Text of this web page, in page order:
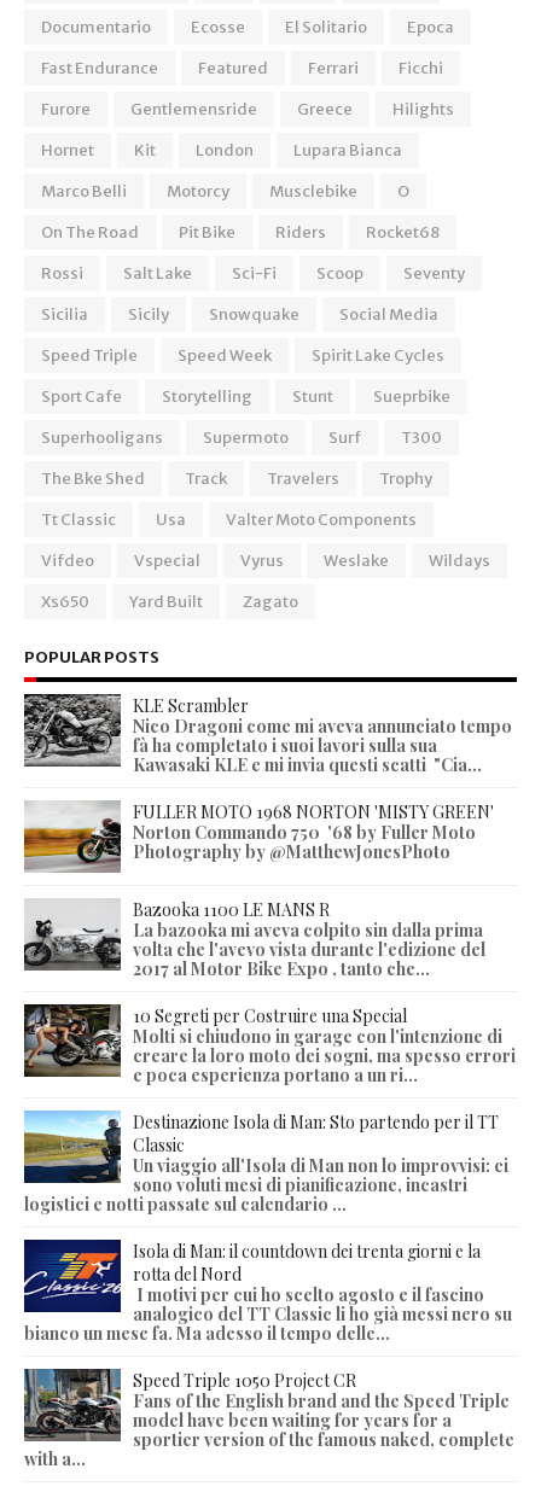
Documentario
Ecosse El Solitario
Epoca
Fast Endurance
Featured Ferrari
Ficchi
Furore
Gentlemensride Greece
Hilights
Hornet
Kit London
Lupara Bianca
Marco Belli
Motorcy Musclebike
O
On The Road
Pit Bike Riders
Rocket68
Rossi
Salt Lake Sci-Fi Scoop
Seventy
Sicilia
Sicily Snowquake
Social Media
Speed Triple
Speed Week
Spirit Lake Cycles
Sport Cafe
Storytelling Stunt
Sueprbike
Superhooligans
Supermoto Surf
T300
The Bke Shed
Track Travelers
Trophy
Tt Classic
Usa
Valter Moto Components
Vifdeo
Vspecial Vyrus Weslake
Wildays
Xs650
Yard Built Zagato
POPULAR POSTS
KLE Scrambler
Nico Dragoni come mi aveva annunciato tempo
fà ha completato i suoi lavori sulla sua
Kawasaki KLE e mi invia questi scatti "Cia...
FULLER MOTO 1968 NORTON 'MISTY GREEN'
Norton Commando 750 '68 by Fuller Moto
Photography by @MatthewJonesPhoto
Bazooka 1100 LE MANS R
La bazooka mi aveva colpito sin dalla prima
volta che l'avevo vista durante l'edizione del
2017 al Motor Bike Expo , tanto che...
10 Segreti per Costruire una Special
Molti si chiudono in garage con l'intenzione di
creare la loro moto dei sogni, ma spesso errori
e poca esperienza portano a un ri...
Destinazione Isola di Man: Sto partendo per il TT
Classic
Un viaggio all'Isola di Man non lo improvvisi: ci
sono voluti mesi di pianificazione, incastri
logistici e notti passate sul calendario ...
Isola di Man: il countdown dei trenta giorni e la
rotta del Nord
I motivi per cui ho scelto agosto e il fascino
analogico del TT Classic li ho già messi nero su
bianco un mese fa. Ma adesso il tempo delle...
Speed Triple 1050 Project CR
Fans of the English brand and the Speed Triple
model have been waiting for years for a
sportier version of the famous naked, complete
with a...